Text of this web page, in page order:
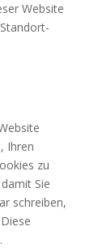
Website
Ihren
zu
Sie
schreiben,